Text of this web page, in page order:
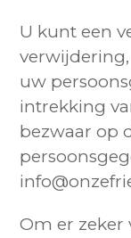
U kunt een
uw
intrekking
bezwaar op
Om er zeker